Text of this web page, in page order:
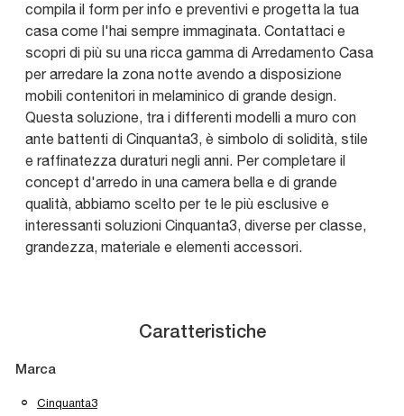
compila il form per info e preventivi e progetta la tua
casa come l'hai sempre immaginata. Contattaci e
scopri di più su una ricca gamma di Arredamento Casa
per arredare la zona notte avendo a disposizione
mobili contenitori in melaminico di grande design.
Questa soluzione, tra i differenti modelli a muro con
ante battenti di Cinquanta3, è simbolo di solidità, stile
e raffinatezza duraturi negli anni. Per completare il
concept d'arredo in una camera bella e di grande
qualità, abbiamo scelto per te le più esclusive e
interessanti soluzioni Cinquanta3, diverse per classe,
grandezza, materiale e elementi accessori.
Caratteristiche
Marca
Cinquanta3